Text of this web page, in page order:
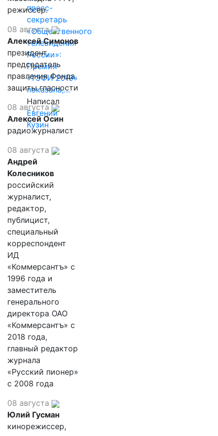
пресс-
секретарь
«Общественного
телевидения
России»:
Премия
«ТЭФИ 2019»
показала,…
Написал
Евгений
Кузин
режиссер.
08 августа
Алексей Симонов
президент,
председатель
правления Фонда
защиты гласности
08 августа
Алексей Осин
радиожурналист
08 августа
Андрей
Колесников
российский
журналист,
редактор,
публицист,
специальный
корреспондент
ИД
«Коммерсантъ» с
1996 года и
заместитель
генерального
директора ОАО
«Коммерсантъ» с
2018 года,
главный редактор
журнала
«Русский пионер»
с 2008 года
08 августа
Юлий Гусман
кинорежиссер,